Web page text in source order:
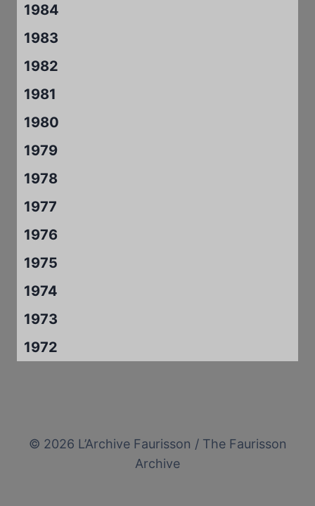
1984
1983
1982
1981
1980
1979
1978
1977
1976
1975
1974
1973
1972
© 2026 L’Archive Faurisson / The Faurisson
Archive